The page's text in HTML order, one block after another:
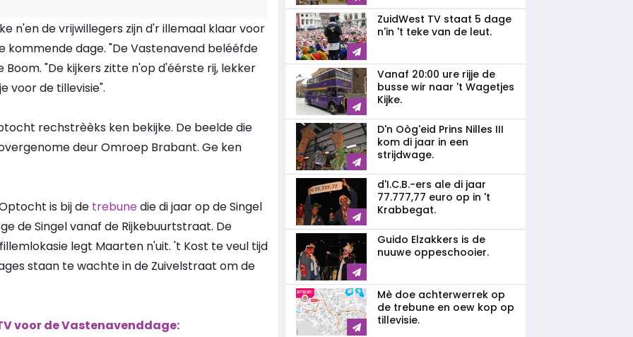
n'en de vrijwillegers zijn d'r illemaal klaar voor
kommende dage. "De Vastenavend belééfde
Boom. "De kijkers zitte n'op d'éérste rij, lekker
voor de tillevisie".
rechstrèèks ken bekijke. De beelde die
deur Omroep Brabant. Ge ken
is bij de trebunedie di jaar op de Singel
de Singel vanaf de Rijkebuurtstraat. De
legt Maarten n'uit. 't Kost te veul tijd
staan te wachte in de Zuivelstraat om de
voor de Vastenavenddage:
ZuidWest TV staat 5 dage
n'in 't teke van de leut.
Vanaf 20:00 ure rijje de
busse wir naar 't Wagetjes
Kijke.
D'n Oòg'eid Prins Nilles III
kom di jaar in een
strijdwage.
d'I.C.B.-ers ale di jaar
77.777,77 euro op in 't
Krabbegat.
Guido Elzakkers is de
nuuwe oppeschooier.
Mè doe achterwerrek op
de trebune en oew kop op
tillevisie.